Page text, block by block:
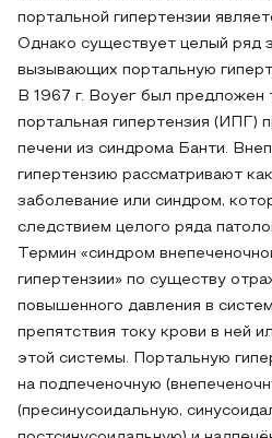
портальной гипертензии
Однако существует целый ряд
вызывающих портальную
В 1967 г. Boyer был предложен
портальная гипертензия (ИПГ)
печени из синдрома Банти.
гипертензию рассматривают
заболевание или синдром,
следствием целого ряда
Термин «синдром
гипертензии» по существу
повышенного давления в
препятствия току крови в ней
этой системы. Портальную
на подпеченочную
(пресинусоидальную,